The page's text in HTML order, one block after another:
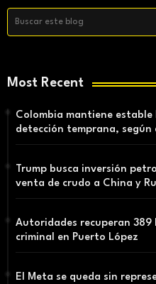
Most Recent
Colombia mantiene estable
detección temprana, según
Trump busca inversión
venta de crudo a China y
Autoridades recuperan 389
criminal en Puerto López
El Meta se queda sin